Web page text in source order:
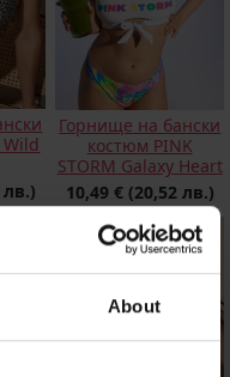
About
лв.)
Горнище на бански
костюм PINK
STORM Galaxy Heart
10,49 € (20,52 лв.)